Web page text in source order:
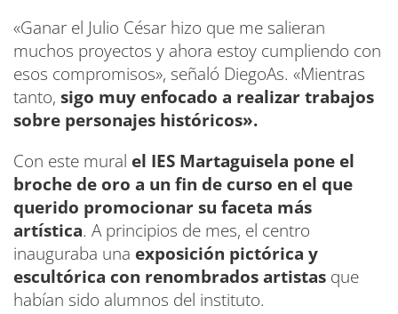
«Ganar el Julio César hizo que me salieran
muchos proyectos y ahora estoy cumpliendo con
esos compromisos», señaló DiegoAs. «Mientras
tanto, sigo muy enfocado a realizar trabajos
sobre personajes históricos».
Con este mural el IES Martaguisela pone el
broche de oro a un fin de curso en el que
querido promocionar su faceta más
artística. A principios de mes, el centro
inauguraba una exposición pictórica y
escultórica con renombrados artistas que
habían sido alumnos del instituto.